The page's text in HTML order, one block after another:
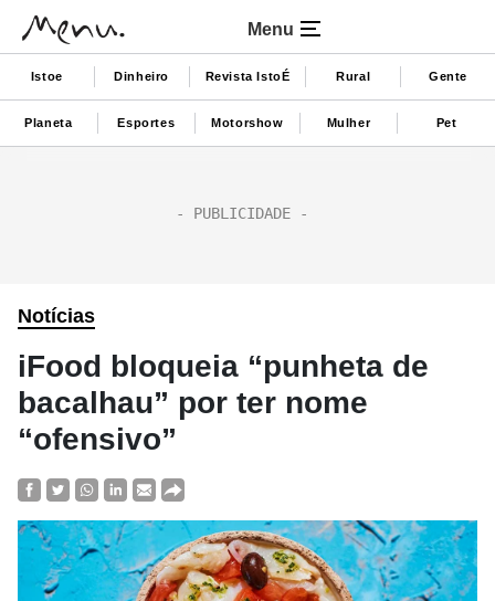
Menu
Istoe Dinheiro Revista IstoÉ Rural Gente
Planeta Esportes Motorshow Mulher Pet
Notícias
iFood bloqueia “punheta de
bacalhau” por ter nome
“ofensivo”